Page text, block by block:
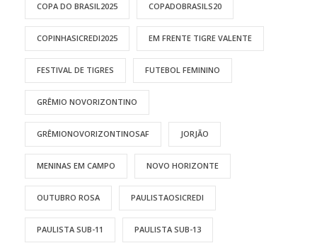
COPA DO BRASIL2025 COPADOBRASILS20
COPINHASICREDI2025 EM FRENTE TIGRE VALENTE
FESTIVAL DE TIGRES FUTEBOL FEMININO
GRÊMIO NOVORIZONTINO
GRÊMIONOVORIZONTINOSAF JORJÃO
MENINAS EM CAMPO NOVO HORIZONTE
OUTUBRO ROSA PAULISTAOSICREDI
PAULISTA SUB-11 PAULISTA SUB-13